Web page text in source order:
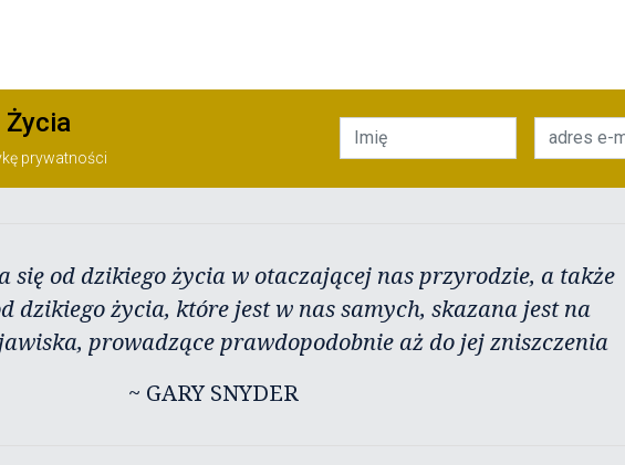
Życia
prywatności
się od dzikiego życia w otaczającej nas przyrodzie, a także
dzikiego życia, które jest w nas samych, skazana jest na
prowadzące prawdopodobnie aż do jej zniszczenia
~ GARY SNYDER